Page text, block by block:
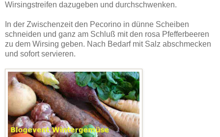
Wirsingstreifen dazugeben und durchschwenken.
In der Zwischenzeit den Pecorino in dünne Scheiben
schneiden und ganz am Schluß mit den rosa Pfefferbeeren
zu dem Wirsing geben. Nach Bedarf mit Salz abschmecken
und sofort servieren.